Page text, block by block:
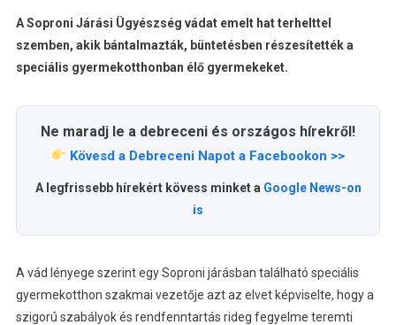
A Soproni Járási Ügyészség vádat emelt hat terhelttel
szemben, akik bántalmazták, büntetésben részesítették a
speciális gyermekotthonban élő gyermekeket.
Ne maradj le a debreceni és országos hírekről!
Kövesd a Debreceni Napot a Facebookon >>
A legfrissebb hírekért kövess minket a Google News-on
is
A vád lényege szerint egy Soproni járásban található speciális
gyermekotthon szakmai vezetője azt az elvet képviselte, hogy a
szigorú szabályok és rendfenntartás rideg fegyelme teremti